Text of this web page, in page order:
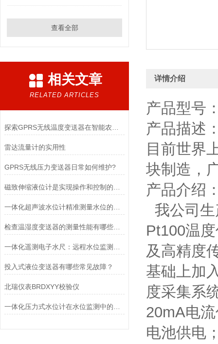
查看全部
相关文章
RELATED ARTICLES
雷达流量计的实用性
GPRS无线压力变送器日常如何维护?
检查温湿度变送器的测量性能有哪些方法
投入式液位变送器有哪些常见故障？
北瑞仪表BRDXYY校验仪
详情介绍
产品型号
产品描述
目前世界
块制造，
产品介绍
我公司
Pt100温
及高精度
基础上加
度采集系
20mA电
电池供电